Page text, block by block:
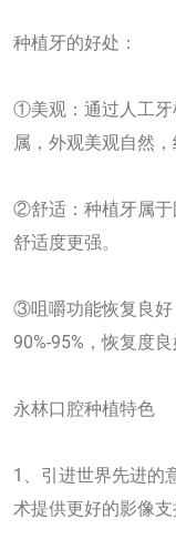
种植牙的好处：
①美观：通过人工牙
属，外观美观自然
②舒适：种植牙属于
舒适度更强。
③咀嚼功能恢复良好
90%-95%，恢复度良
永林口腔种植特色
1、引进世界先进的
术提供更好的影像支